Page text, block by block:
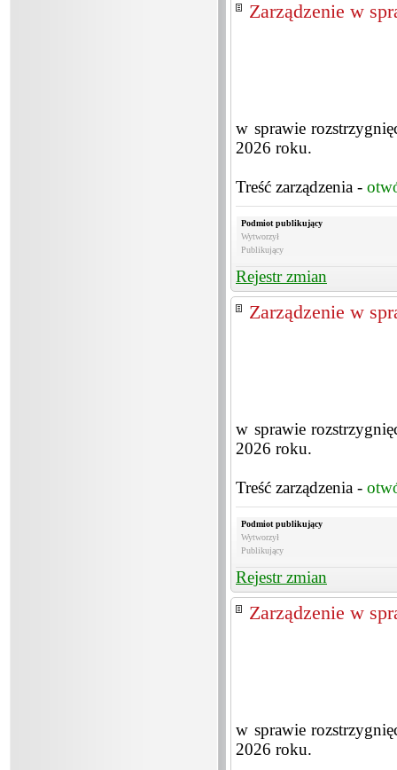
Zarządzenie w
w sprawie
2026 roku.
Treść zarządzenia -
Podmiot publikujący
Wytworzył
Publikujący
Rejestr zmian
Zarządzenie w
w sprawie
2026 roku.
Treść zarządzenia -
Podmiot publikujący
Wytworzył
Publikujący
Rejestr zmian
Zarządzenie w
w sprawie
2026 roku.